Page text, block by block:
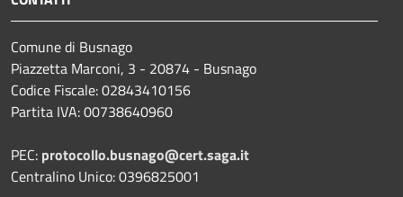
Comune di Busnago
Piazzetta Marconi, 3 - 20874 - Busnago
Codice Fiscale: 02843410156
Partita IVA: 00738640960
PEC: protocollo.busnago@cert.saga.it
Centralino Unico: 0396825001